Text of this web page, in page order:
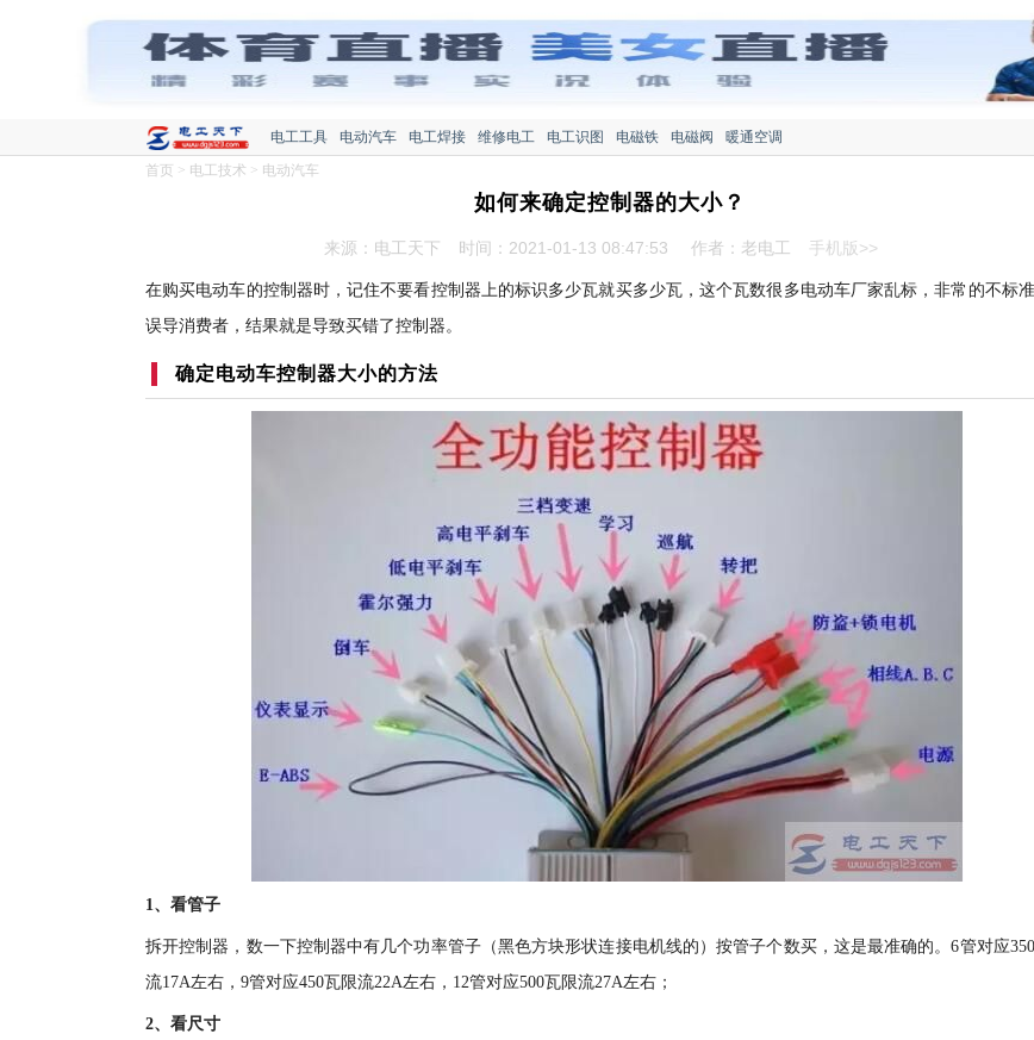
电工工具 电动汽车 电工焊接 维修电工 电工识图 电磁铁 电磁阀
暖通空调
首页 > 电工技术 > 电动汽车
如何来确定控制器的大小？
来源：电工天下 时间：2021-01-13 08:47:53 作者：老电工 手机版>>
在购买电动车的控制器时，记住不要看控制器上的标识多少瓦就买多少瓦，这个瓦数很多电动车厂家乱标，非常的不标
误导消费者，结果就是导致买错了控制器。
确定电动车控制器大小的方法
1、看管子
拆开控制器，数一下控制器中有几个功率管子（黑色方块形状连接电机线的）按管子个数买，这是最准确的。6管对应
流17A左右，9管对应450瓦限流22A左右，12管对应500瓦限流27A左右；
2、看尺寸